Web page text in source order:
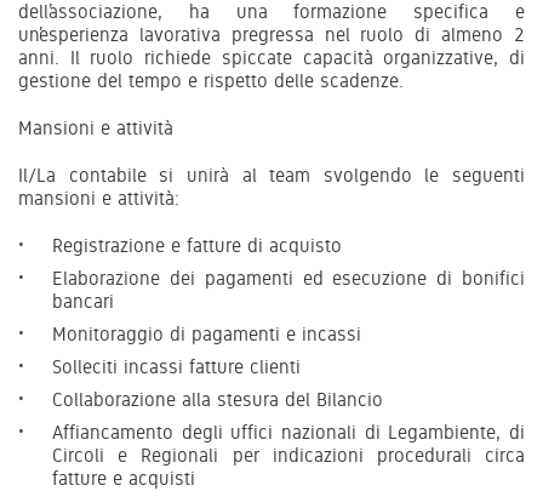
dell’associazione, ha una formazione specifica e
un’esperienza lavorativa pregressa nel ruolo di almeno 2
anni. Il ruolo richiede spiccate capacità organizzative, di
gestione del tempo e rispetto delle scadenze.
Mansioni e attività
Il/La contabile si unirà al team svolgendo le seguenti
mansioni e attività:
Registrazione e fatture di acquisto
Elaborazione dei pagamenti ed esecuzione di bonifici
bancari
Monitoraggio di pagamenti e incassi
Solleciti incassi fatture clienti
Collaborazione alla stesura del Bilancio
Affiancamento degli uffici nazionali di Legambiente, di
Circoli e Regionali per indicazioni procedurali circa
fatture e acquisti